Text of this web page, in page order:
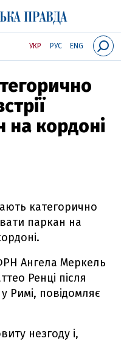
УКР РУС ENG
на кордоні
категорично
паркан на
Ангела Меркель
Ренці після
Римі, повідомляє
незгоду і,